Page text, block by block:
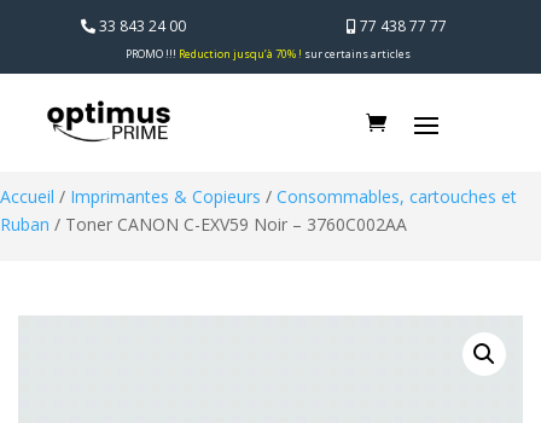
33 843 24 00 77 438 77 77
PROMO !!! Reduction jusqu’à 70% ! sur certains articles
Accueil / Imprimantes & Copieurs / Consommables, cartouches et
Ruban / Toner CANON C-EXV59 Noir – 3760C002AA